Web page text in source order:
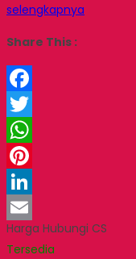
selengkapnya
Share This :
Facebook
Twitter
WhatsApp
Pinterest
LinkedIn
Email
Harga Hubungi CS
Tersedia